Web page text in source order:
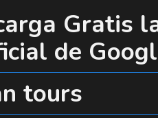
Gratis
de
tours